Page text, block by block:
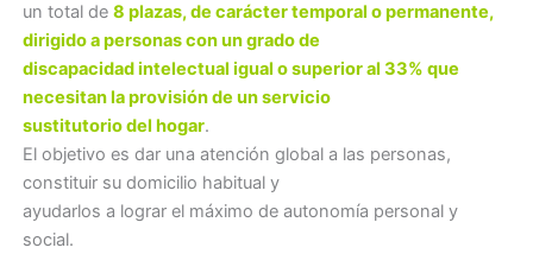
un total de 8 plazas, de carácter temporal o permanente,
dirigido a personas con un grado de
discapacidad intelectual igual o superior al 33% que
necesitan la provisión de un servicio
sustitutorio del hogar.
El objetivo es dar una atención global a las personas,
constituir su domicilio habitual y
ayudarlos a lograr el máximo de autonomía personal y
social.